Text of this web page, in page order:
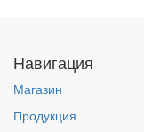
Навигация
Магазин
Продукция